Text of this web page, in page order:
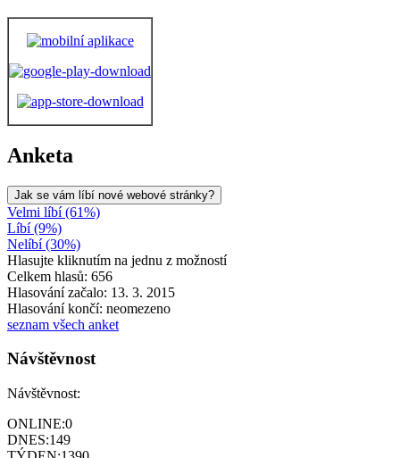
Anketa
Jak se vám líbí nové webové stránky?
Velmi líbí (61%)
Líbí (9%)
Nelíbí (30%)
Hlasujte kliknutím na jednu z možností
Celkem hlasů: 656
Hlasování začalo: 13. 3. 2015
Hlasování končí: neomezeno
seznam všech anket
Návštěvnost
Návštěvnost:
ONLINE:0
DNES:149